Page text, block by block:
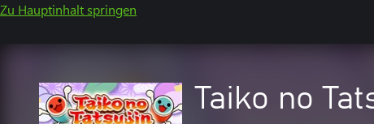
Zu Hauptinhalt springen
Taiko no